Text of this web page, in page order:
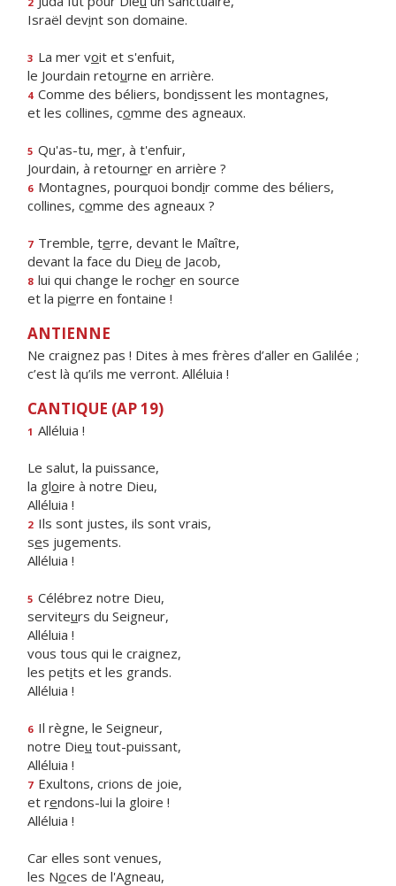
Israël devint son domaine.
3 La mer voit et s'enfuit,
le Jourdain retourne en arrière.
4 Comme des béliers, bondissent les montagnes,
et les collines, comme des agneaux.
5 Qu'as-tu, mer, à t'enfuir,
Jourdain, à retourner en arrière ?
6 Montagnes, pourquoi bondir comme des béliers,
collines, comme des agneaux ?
7 Tremble, terre, devant le Maître,
devant la face du Dieu de Jacob,
8 lui qui change le rocher en source
et la pierre en fontaine !
ANTIENNE
Ne craignez pas ! Dites à mes frères d’aller en Galilée ;
c’est là qu’ils me verront. Alléluia !
CANTIQUE (AP 19)
1 Alléluia !
Le salut, la puissance,
la gloire à notre Dieu,
Alléluia !
2 Ils sont justes, ils sont vrais,
ses jugements.
Alléluia !
5 Célébrez notre Dieu,
serviteurs du Seigneur,
Alléluia !
vous tous qui le craignez,
les petits et les grands.
Alléluia !
6 Il règne, le Seigneur,
notre Dieu tout-puissant,
Alléluia !
7 Exultons, crions de joie,
et rendons-lui la gloire !
Alléluia !
Car elles sont venues,
les Noces de l'Agneau,